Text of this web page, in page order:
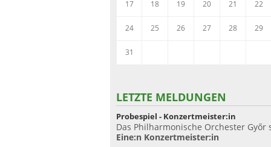
17 18 19 20 21 22
24 25 26 27 28 29
31
LETZTE MELDUNGEN
Probespiel - Konzertmeister:in
Das Philharmonische Orchester Győr
Eine:n Konzertmeister:in